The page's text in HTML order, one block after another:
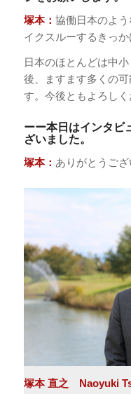
塚本： 協働日本のよ
イクスルーするきっか
日本のほとんどは中
後、ますます多くの
す。今後ともよろしく
ーー本日はインタビ
ざいました。
塚本： ありがとうござ
塚本 直之 Naoyuki